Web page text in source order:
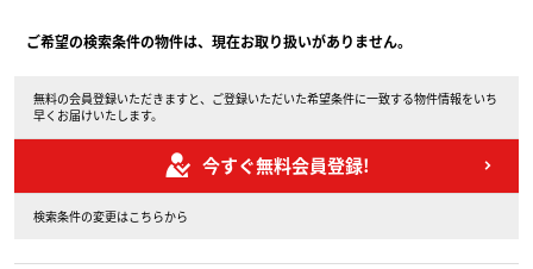
ご希望の検索条件の物件は、現在お取り扱いがありません。
無料の会員登録いただきますと、ご登録いただいた希望条件に一致する物件情報をいち
早くお届けいたします。
今すぐ無料会員登録!
検索条件の変更はこちらから